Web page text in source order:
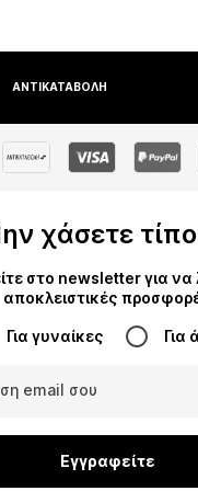
ΑΝΤΙΚΑΤΑΒΟΛΉ
χάσετε
στο newsletter για
αποκλειστικές
Για γυναίκες Για
email σου
Εγγραφείτε